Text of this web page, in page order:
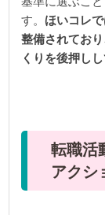
す。ほいコレ
整備されてお
くりを後押し
転職活
アクシ